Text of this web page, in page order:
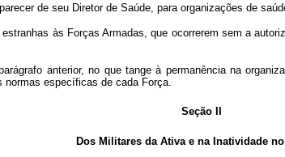
de seu Diretor de Saúde, para organizações de
às Forças Armadas, que ocorrerem sem a
anterior, no que tange à permanência na
específicas de cada Força.
Seção II
Dos Militares da Ativa e na Inatividade